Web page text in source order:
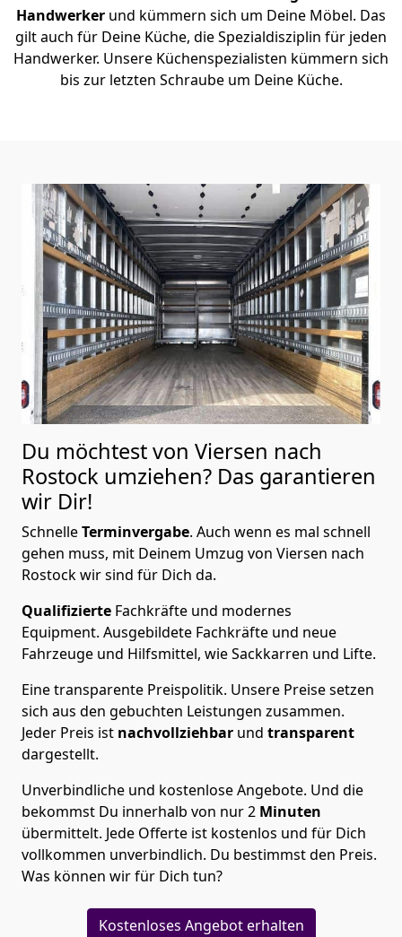
Handwerker und kümmern sich um Deine Möbel. Das
gilt auch für Deine Küche, die Spezialdisziplin für jeden
Handwerker. Unsere Küchenspezialisten kümmern sich
bis zur letzten Schraube um Deine Küche.
Du möchtest von Viersen nach
Rostock umziehen? Das garantieren
wir Dir!
SchnelleTerminvergabe. Auch wenn es mal schnell
gehen muss, mit Deinem Umzug von Viersen nach
Rostock wir sind für Dich da.
Qualifizierte Fachkräfte und modernes
Equipment. Ausgebildete Fachkräfte und neue
Fahrzeuge und Hilfsmittel, wie Sackkarren und Lifte.
Eine transparente Preispolitik. Unsere Preise setzen
sich aus den gebuchten Leistungen zusammen.
Jeder Preis ist nachvollziehbar und transparent
dargestellt.
Unverbindliche und kostenlose Angebote. Und die
bekommst Du innerhalb von nur2 Minuten
übermittelt. Jede Offerte ist kostenlos und für Dich
vollkommen unverbindlich. Du bestimmst den Preis.
Was können wir für Dich tun?
Kostenloses Angebot erhalten